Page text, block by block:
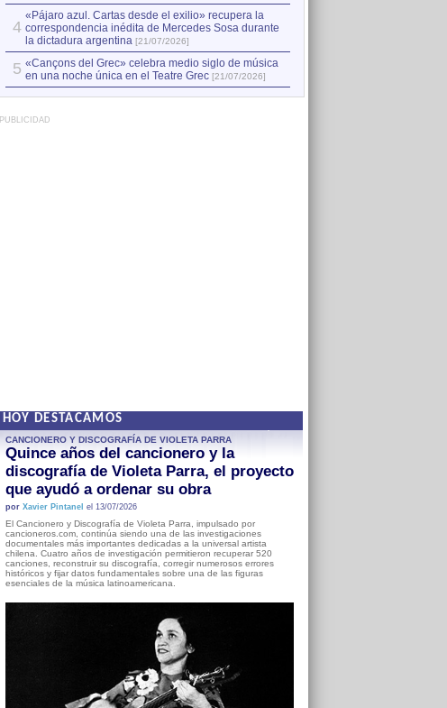
4
«Pájaro azul. Cartas desde el exilio» recupera la
correspondencia inédita de Mercedes Sosa durante
la dictadura argentina [21/07/2026]
5 «Cançons del Grec» celebra medio siglo de música
en una noche única en el Teatre Grec [21/07/2026]
PUBLICIDAD
HOY DESTACAMOS
CANCIONERO Y DISCOGRAFÍA DE VIOLETA PARRA
Quince años del cancionero y la
discografía de Violeta Parra, el proyecto
que ayudó a ordenar su obra
por Xavier Pintanel el 13/07/2026
El Cancionero y Discografía de Violeta Parra, impulsado por
cancioneros.com, continúa siendo una de las investigaciones
documentales más importantes dedicadas a la universal artista
chilena. Cuatro años de investigación permitieron recuperar 520
canciones, reconstruir su discografía, corregir numerosos errores
históricos y fijar datos fundamentales sobre una de las figuras
esenciales de la música latinoamericana.